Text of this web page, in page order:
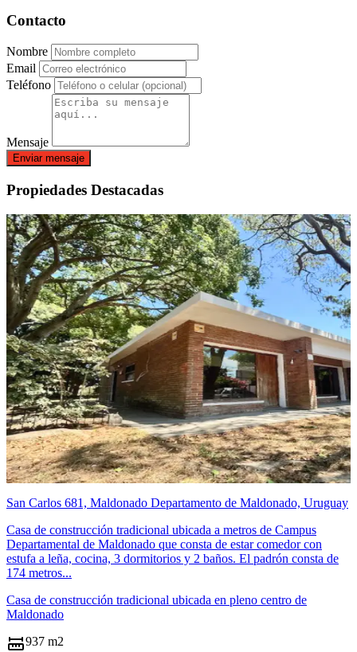
Contacto
Nombre
Email
Teléfono
Mensaje
Enviar mensaje
Propiedades Destacadas
San Carlos 681, Maldonado Departamento de Maldonado, Uruguay
Casa de construcción tradicional ubicada a metros de Campus
Departamental de Maldonado que consta de estar comedor con
estufa a leña, cocina, 3 dormitorios y 2 baños. El padrón consta de
174 metros...
Casa de construcción tradicional ubicada en pleno centro de
Maldonado
937 m2